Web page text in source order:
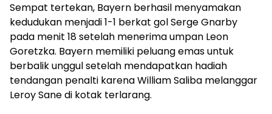
Sempat tertekan, Bayern berhasil menyamakan
kedudukan menjadi 1-1 berkat gol Serge Gnarby
pada menit 18 setelah menerima umpan Leon
Goretzka. Bayern memiliki peluang emas untuk
berbalik unggul setelah mendapatkan hadiah
tendangan penalti karena William Saliba melanggar
Leroy Sane di kotak terlarang.